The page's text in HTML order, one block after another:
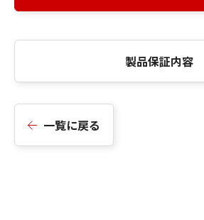
製品保証内容
一覧に戻る